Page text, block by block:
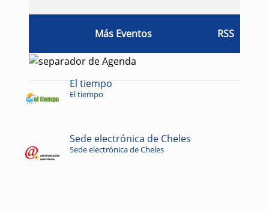
Más Eventos RSS
El tiempo
El tiempo
Sede electrónica de Cheles
Sede electrónica de Cheles